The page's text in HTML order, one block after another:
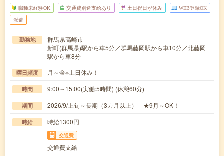
職種未経験OK 交通費別途支給あり 土日祝日が休み WEB登録OK
派遣
勤務地
群馬県高崎市
新町(群馬県)駅から車5分／群馬藤岡駅から車10分／北藤岡
駅から車8分
曜日頻度 月～金※土日休み！
時間 9:00～15:00(実働:5時間) (休憩60分)
期間 2026/9/上旬～長期（3カ月以上） ★9月～OK！
時給 時給1300円
交通費
交通費支給